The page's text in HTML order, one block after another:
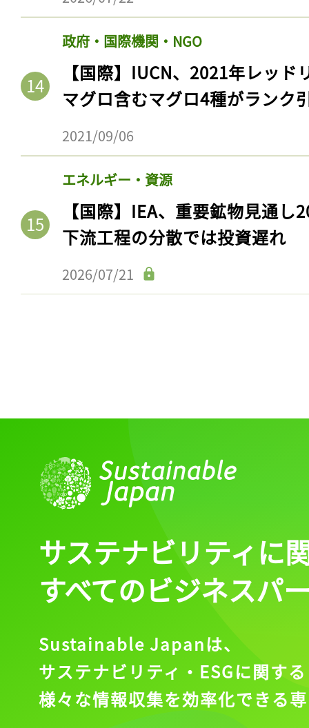
政府・国際機関・NGO
【国際】IUCN、2021年レッ
マグロ含むマグロ4種がランク
2021/09/06
エネルギー・資源
【国際】IEA、重要鉱物見通
下流工程の分散では投資遅れ
2026/07/21
サステナビリティに
すべてのビジネスパ
Sustainable Japanは、
サステナビリティ・ESGに関する
様々な情報収集を効率化できる